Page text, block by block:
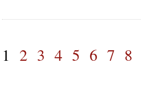
1 2 3 4 5 6 7 8